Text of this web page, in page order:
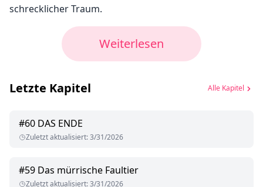
schrecklicher Traum.
Weiterlesen
Letzte Kapitel Alle Kapitel
#60 DAS ENDE
Zuletzt aktualisiert:3/31/2026
#59 Das mürrische Faultier
Zuletzt aktualisiert:3/31/2026